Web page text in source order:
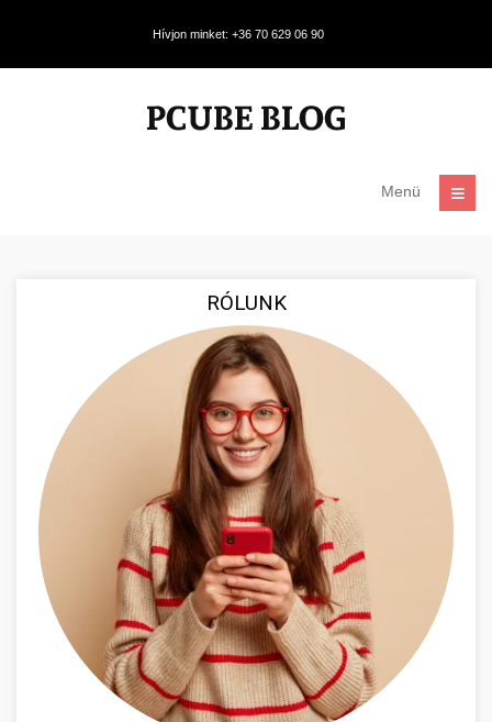
Hívjon minket: +36 70 629 06 90
Menü
RÓLUNK